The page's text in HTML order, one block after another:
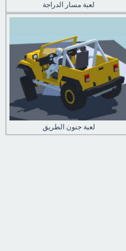
لعبة مسار الدراجة
لعبة جنون الطريق